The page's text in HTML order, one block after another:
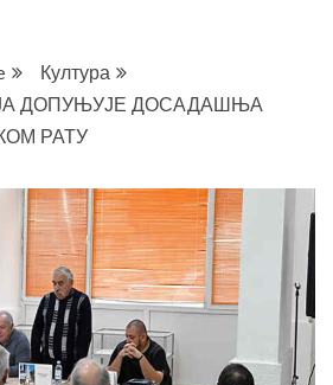
Култура
ДОПУЊУЈЕ ДОСАДАШЊА
РАТУ